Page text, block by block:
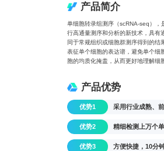
产品简介
单细胞转录组测序（scRNA-seq），
行高通量测序和分析的新技术，具有
同于常规组织或细胞群测序得到的结
表征单个细胞的表达谱，避免单个细
胞的均质化掩盖，从而更好地理解细
产品优势
优势1 采用行业成熟、
优势2 精细检测上万个
优势3 方便快捷，10分